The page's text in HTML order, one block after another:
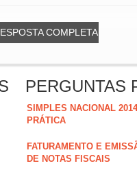
COMPLETA
PERGUNTAS
SIMPLES NACIONAL
PRÁTICA
FATURAMENTO E
DE NOTAS FISCAIS